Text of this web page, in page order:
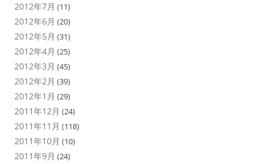
2012年7月 (11)
2012年6月 (20)
2012年5月 (31)
2012年4月 (25)
2012年3月 (45)
2012年2月 (39)
2012年1月 (29)
2011年12月 (24)
2011年11月 (118)
2011年10月 (10)
2011年9月 (24)